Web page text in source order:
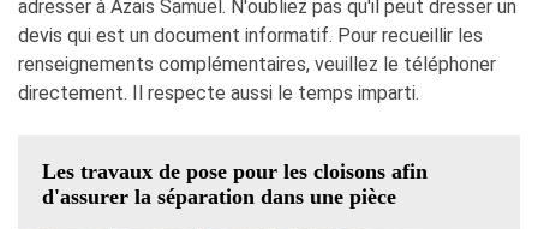
adresser à Azais Samuel. N'oubliez pas qu'il peut dresser un
devis qui est un document informatif. Pour recueillir les
renseignements complémentaires, veuillez le téléphoner
directement. Il respecte aussi le temps imparti.
Les travaux de pose pour les cloisons afin
d'assurer la séparation dans une pièce